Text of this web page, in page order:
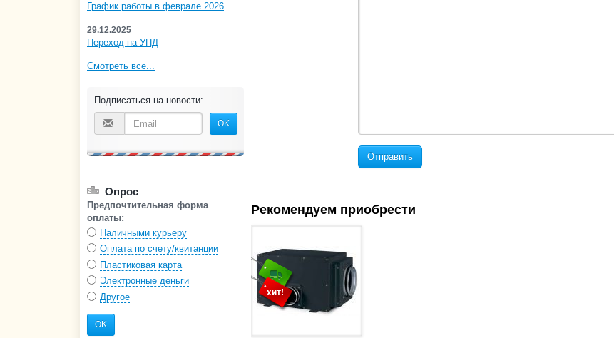
График работы в феврале 2026
29.12.2025
Переход на УПД
Смотреть все...
Подписаться на новости:
OK
Опрос
Предпочтительная форма
оплаты:
Наличными курьеру
Оплата по счету/квитанции
Пластиковая карта
Электронные деньги
Другое
OK
Отправить
Рекомендуем приобрести